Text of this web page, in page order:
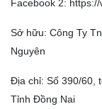
Facebook 2:
Sở hữu: Công Ty
Nguyên
Địa chỉ: Số 390/60,
Tỉnh Đồng Nai